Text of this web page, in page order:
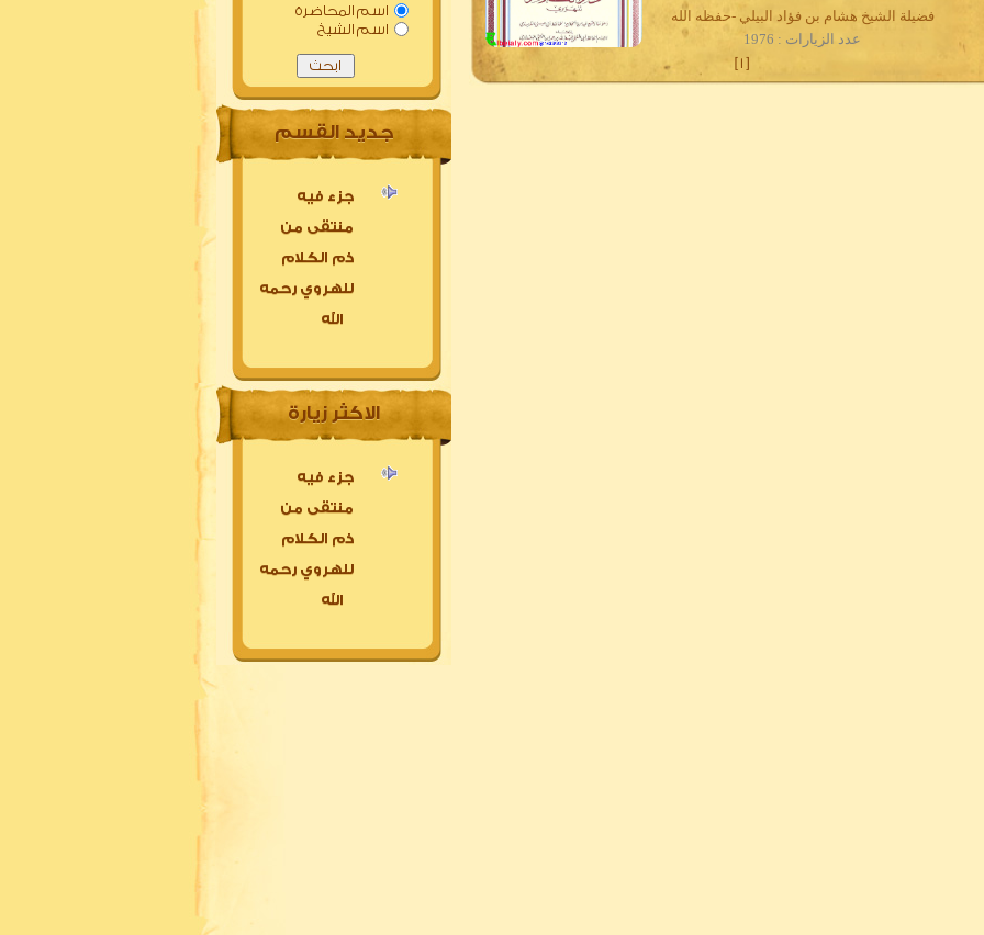
اسم المحاضرة
اسم الشيخ
جديد القسم
جزء فيه
منتقى من
ذم الكلام
للهروي رحمه
الاكثر زيارة
جزء فيه
منتقى من
ذم الكلام
للهروي رحمه
فضيلة الشيخ هشام بن فؤاد البيلي -حفظه الله
عدد الزيارات : 1976
[
]